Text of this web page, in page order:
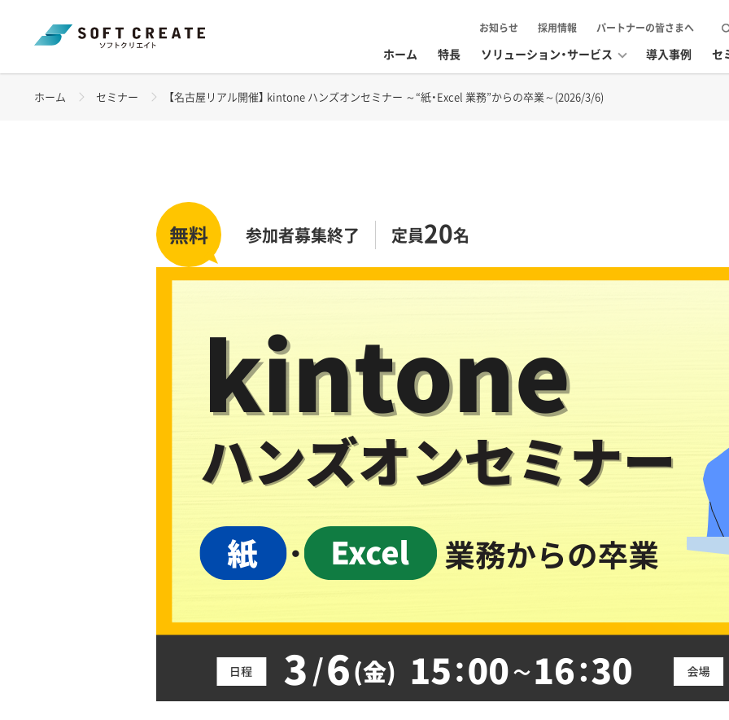
ホーム 特長 ソリューション・サービス 導入事例 セ
お知らせ 採用情報 パートナーの皆さまへ
ホーム セミナー 【名古屋リアル開催】 kintone ハンズオンセミナー ～“紙・Excel 業務”からの卒業～(2026/3/6)
参加者募集終了 定員20名